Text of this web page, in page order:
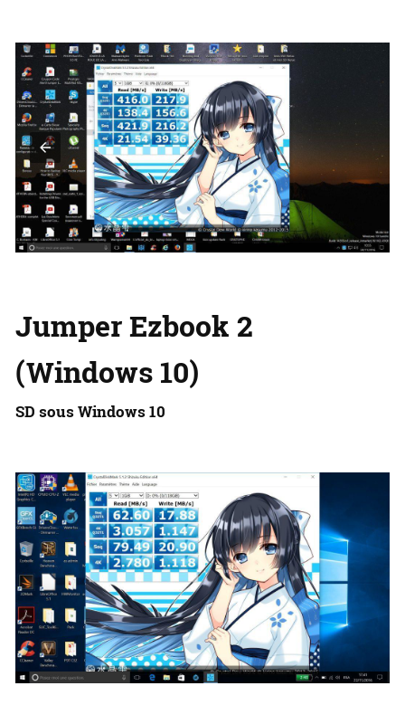
Jumper Ezbook 2
(Windows 10)
SD sous Windows 10